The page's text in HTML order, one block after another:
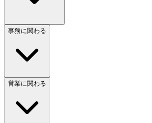
事務に関わる
営業に関わる